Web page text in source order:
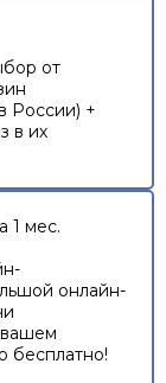
от
России) +
в их
1 мес.
онлайн-
бесплатно!